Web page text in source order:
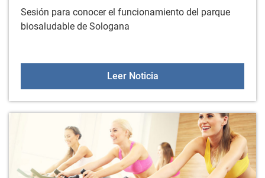
Sesión para conocer el funcionamiento del parque
biosaludable de Sologana
Leer NoticiaParque biosaludable,